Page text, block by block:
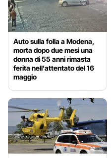
Auto sulla folla a Modena,
morta dopo due mesi una
donna di 55 anni rimasta
ferita nell’attentato del 16
maggio